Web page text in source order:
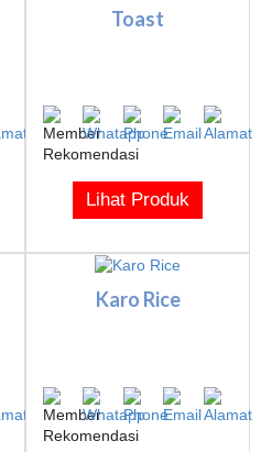
Toast
Lihat Produk
Karo Rice